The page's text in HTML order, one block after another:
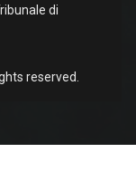
di
reserved.